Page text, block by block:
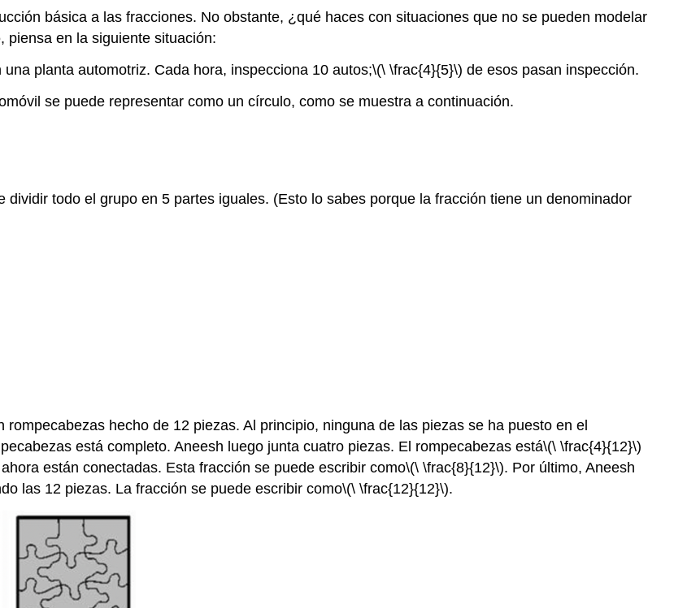
básica a las fracciones. No obstante, ¿qué haces con situaciones que no se pueden modelar
piensa en la siguiente situación:
planta automotriz. Cada hora, inspecciona 10 autos;\(\ \frac{4}{5}\) de esos pasan inspección.
se puede representar como un círculo, como se muestra a continuación.
dividir todo el grupo en 5 partes iguales. (Esto lo sabes porque la fracción tiene un denominador
hecho de 12 piezas. Al principio, ninguna de las piezas se ha puesto en el
está completo. Aneesh luego junta cuatro piezas. El rompecabezas está\(\ \frac{4}{12}\)
están conectadas. Esta fracción se puede escribir como\(\ \frac{8}{12}\). Por último, Aneesh
las 12 piezas. La fracción se puede escribir como\(\ \frac{12}{12}\).